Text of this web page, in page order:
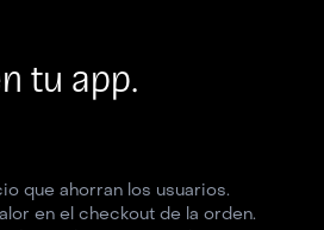
tu app.
que ahorran los usuarios.
en el checkout de la orden.